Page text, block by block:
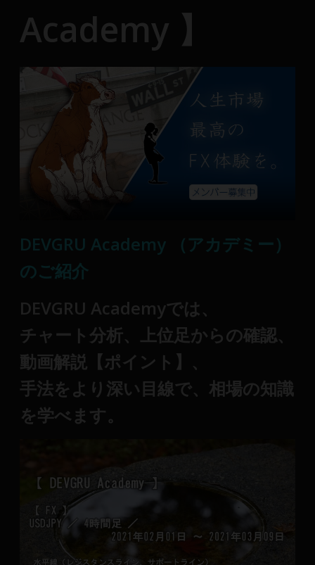
Academy 】
DEVGRU Academy （アカデミー）
のご紹介
DEVGRU Academyでは、
チャート分析、上位足からの確認、
動画解説【ポイント】、
手法をより深い目線で、相場の知識
を学べます。